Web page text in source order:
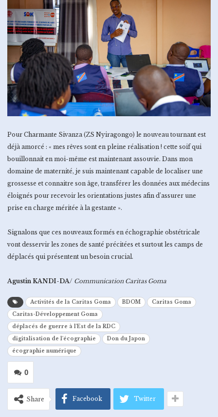
Pour Charmante Sivanza (ZS Nyiragongo) le nouveau tournant est
déjà amorcé : « mes rêves sont en pleine réalisation ! cette soif qui
bouillonnait en moi-même est maintenant assouvie. Dans mon
domaine de maternité, je suis maintenant capable de localiser une
grossesse et connaitre son âge, transférer les données aux médecins
éloignés pour recevoir les orientations justes afin d’assurer une
prise en charge méritée à la gestante ».
Signalons que ces nouveaux formés en échographie obstétricale
vont desservir les zones de santé précitées et surtout les camps de
déplacés qui présentent un besoin crucial.
Agustin KANDI-DA/ Communication Caritas Goma
Activités de la Caritas Goma BDOM
Caritas Goma
Caritas-Développement Goma
déplacés de guerre à l'Est de la RDC
digitalisation de l'écographie
Don du Japon
écographie numérique
0
Share Facebook Twitter